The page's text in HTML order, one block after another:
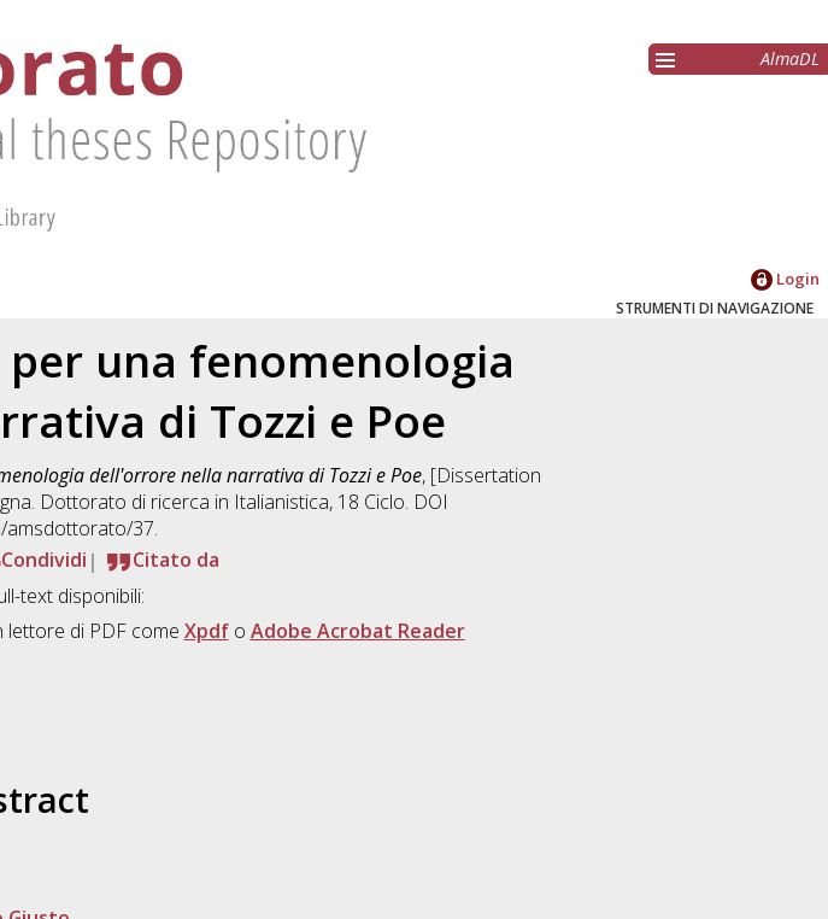
AlmaDL
Login
STRUMENTI DI NAVIGAZIONE
una fenomenologia
di Tozzi e Poe
dell'orrore nella narrativa di Tozzi e Poe, [Dissertation
Dottorato di ricerca in Italianistica, 18 Ciclo. DOI
amsdottorato/37.
Condividi
Citato da
text disponibili:
di PDF come Xpdfo Adobe Acrobat Reader